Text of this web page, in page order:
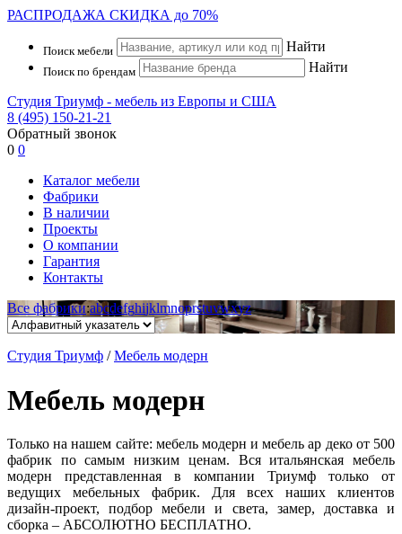
РАСПРОДАЖА СКИДКА до 70%
Поиск мебели Найти
Поиск по брендам Найти
Студия Триумф - мебель из Европы и США
8 (495) 150-21-21
Обратный звонок
0 0
Каталог мебели
Фабрики
В наличии
Проекты
О компании
Гарантия
Контакты
Все фабрики:abcdefghijklmnoprstuvwxyz
Студия Триумф / Мебель модерн
Мебель модерн
Только на нашем сайте: мебель модерн и мебель ар деко от 500
фабрик по самым низким ценам. Вся итальянская мебель
модерн представленная в компании Триумф только от
ведущих мебельных фабрик. Для всех наших клиентов
дизайн-проект, подбор мебели и света, замер, доставка и
сборка – АБСОЛЮТНО БЕСПЛАТНО.